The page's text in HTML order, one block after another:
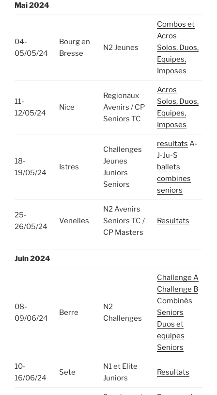
Mai2024
04-
05/05/24
Bourg en
Bresse
N2 Jeunes
Combos et
Acros
Solos, Duos,
Equipes,
Imposes
11-
12/05/24
Nice
Regionaux
Avenirs / CP
Seniors TC
Acros
Solos, Duos,
Equipes,
Imposes
18-
19/05/24
Istres
Challenges
Jeunes
Juniors
Seniors
resultats A-
J-Ju-S
ballets
combines
seniors
25-
26/05/24
Venelles
N2 Avenirs
Seniors TC /
CP Masters
Resultats
Juin 2024
08-
09/06/24
Berre
N2
Challenges
Challenge A
Challenge B
Combinés
Seniors
Duos et
equipes
Seniors
10-
16/06/24
Sete
N1 et Elite
Juniors
Resultats